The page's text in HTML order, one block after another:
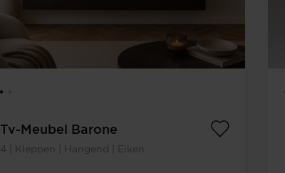
Tv-Meubel Barone
4 | Kleppen | Hangend | Eiken